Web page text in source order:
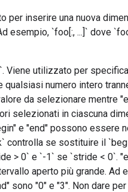
per inserire una nuova
esempio, `foo[:, ...]` dove
Viene utilizzato per
numero intero
da selezionare mentre
selezionati in ciascuna
e "end" possono essere
controlla se sostituire il
> 0` e `-1` se `stride < 0`.
aperto più grande. Ad
sono "0" e "3". Non dare